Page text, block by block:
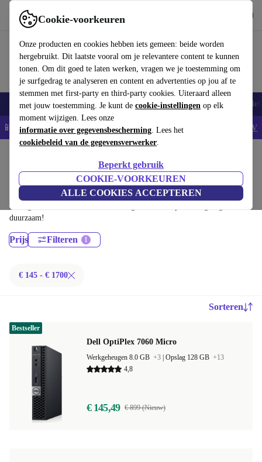
Cookie-voorkeuren
Onze producten en cookies hebben iets gemeen: beide worden
hergebruikt. Dit laatste vooral om je relevantere content te kunnen
tonen. Om dit goed te laten werken, vragen we je toestemming om
je surfgedrag te analyseren en content en advertenties op jou af te
stemmen met first-party en third-party cookies. Uiteraard alleen
met jouw toestemming. Je kunt de cookie-instellingen op elk
moment wijzigen. Lees onze
informatie over gegevensbescherming. Lees het
cookiebeleid van de gegevensverwerker.
Beperkt gebruik
COOKIE-VOORKEUREN
ALLE COOKIES ACCEPTEREN
Gebruik refurbed snel en eenvoudig
Smartphones Laptops Tablets Smartwatches Accessoires
📱5% EXTRA korting op alle iPhones – Code: IPHONEDEAL - AV
Dell Desktops:
Gecertificeerd refurbished Dell Desktops onder 1700€ – bespaar tot 40%.
30 dagen retourrecht & 12 maanden garantie. Shop vandaag nog
duurzaam!
Prijs Filteren
€ 145 - € 1700
Sorteren
Dell OptiPlex 7060 Micro
Werkgeheugen 8.0 GB +3 Opslag 128 GB +13
4,8
€ 145,49 € 899 (Nieuw)
Bestseller